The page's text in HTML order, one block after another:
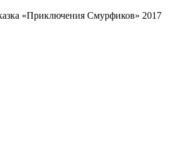
«Приключения Смурфиков» 2017